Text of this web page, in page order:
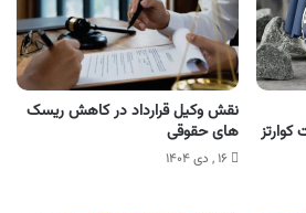
نقش وکیل قرارداد در کاهش ریسک
های حقوقی
۱۶ , دی ۱۴۰۴